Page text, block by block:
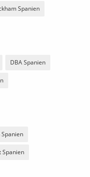
Spanien
DBA Spanien
Spanien
Spanien